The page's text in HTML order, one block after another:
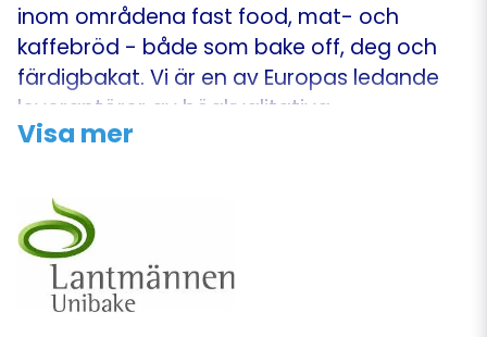
inom områdena fast food, mat- och
kaffebröd - både som bake off, deg och
färdigbakat. Vi är en av Europas ledande
leverantörer av högkvalitativa
bageriprodukter till detaljhandlare,
Lantmännen Unibake har som mål att göra
bröd till en lönsam affär för sina kunder
genom produkter av hög kvalitet och
oöverträffade lösningar – alltid med
utgångspunkt i ett hållbart tankesätt och
Visa mer